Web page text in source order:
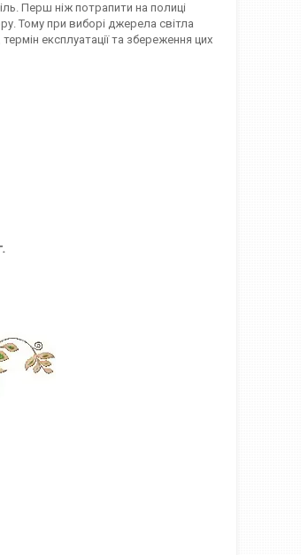
Перш ніж потрапити на полиці
Тому при виборі джерела світла
експлуатації та збереження цих